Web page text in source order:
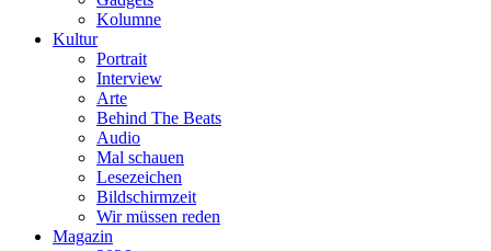
Kolumne
Kultur
Portrait
Interview
Arte
Behind The Beats
Audio
Mal schauen
Lesezeichen
Bildschirmzeit
Wir müssen reden
Magazin